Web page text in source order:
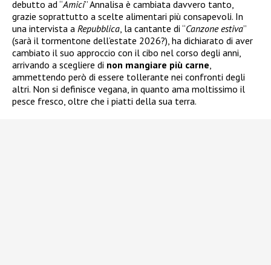
debutto ad “Amici” Annalisa è cambiata davvero tanto,
grazie soprattutto a scelte alimentari più consapevoli. In
una intervista a Repubblica, la cantante di “Canzone estiva”
(sarà il tormentone dell’estate 2026?), ha dichiarato di aver
cambiato il suo approccio con il cibo nel corso degli anni,
arrivando a scegliere di non mangiare più carne,
ammettendo però di essere tollerante nei confronti degli
altri. Non si definisce vegana, in quanto ama moltissimo il
pesce fresco, oltre che i piatti della sua terra.